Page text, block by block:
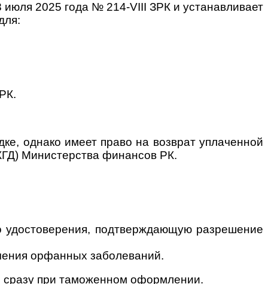
июля 2025 года № 214-VIII ЗРК и устанавливает
однако имеет право на возврат уплаченной
Министерства финансов РК.
удостоверения, подтверждающую разрешение
орфанных заболеваний.
сразу при таможенном оформлении.